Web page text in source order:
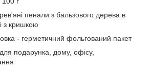
пенали з бальзового дерева в
з кришкою
- герметичний фольгований пакет
подарунка, дому, офісу,